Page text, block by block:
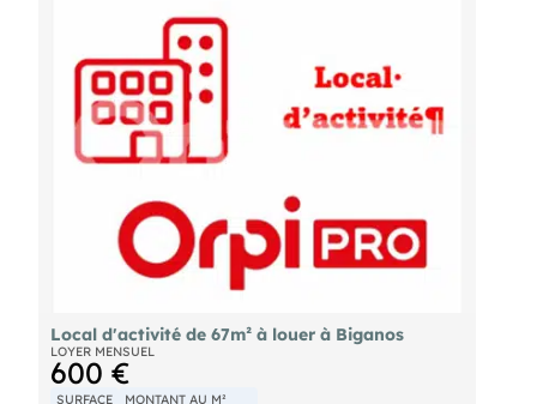
Local d'activité de 67m² à louer à Biganos
LOYER MENSUEL
600 €
SURFACE MONTANT AU M²